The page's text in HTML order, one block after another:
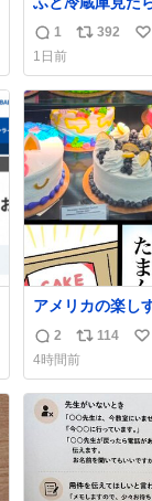
刺されてるくり
返
信
数
1
リ
ス
ト
数
392
い
ね
数
1日前
アメリカの楽し
返
信
数
2
リ
ポ
ス
ト
数
114
い
ね
数
4時間前